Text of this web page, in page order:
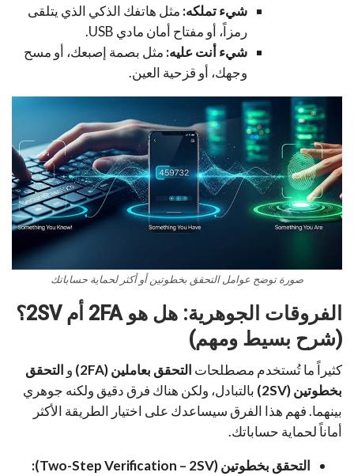
شيء تملكه: مثل هاتفك الذكي الذي يتلقى
رمزاً، أو مفتاح أمان مادي USB.
شيء أنت عليه: مثل بصمة إصبعك، أو مسح
وجهك، أو قزحية العين.
صورة توضح عوامل التحقق بخطوتين أو أكثر لحماية حساباتك
الفروقات الجوهرية: هل هو 2FA أم 2SV؟
(شرح بسيط ومهم)
كثيراً ما تُستخدم مصطلحات التحقق بعاملين (2FA) و التحقق
بخطوتين (2SV)
بالتبادل، ولكن هناك فرق دقيق ولكنه جوهري
بينهما. فهم هذا الفرق سيساعدك على اختيار الطريقة الأكثر
أماناً لحماية حساباتك.
التحقق بخطوتين (Two-Step Verification – 2SV):